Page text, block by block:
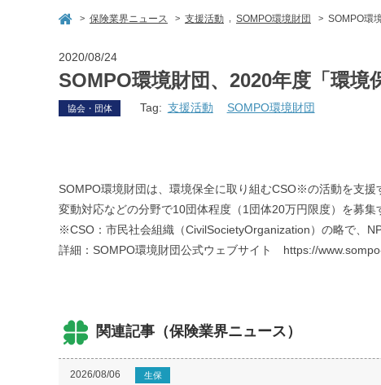
> 保険業界ニュース > 支援活動 SOMPO環境財団 > SOMPO環
2020/08/24
SOMPO環境財団、2020年度「環
協会・団体 Tag: 支援活動 SOMPO環境財団
SOMPO環境財団は、環境保全に取り組むCSO※の活動を支
変動対応などの分野で10団体程度（1団体20万円限度）を募集
※CSO：市民社会組織（CivilSocietyOrganization）の略で、
詳細：SOMPO環境財団公式ウェブサイト https://
関連記事（保険業界ニュース）
2026/08/06 生保